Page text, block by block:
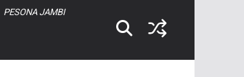
PESONA JAMBI